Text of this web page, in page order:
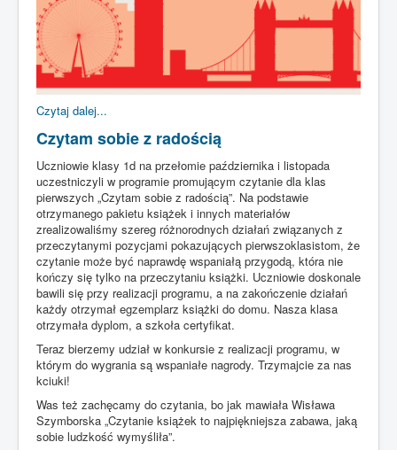
Czytaj dalej...
Czytam sobie z radością
Uczniowie klasy 1d na przełomie października i listopada
uczestniczyli w programie promującym czytanie dla klas
pierwszych „Czytam sobie z radością”. Na podstawie
otrzymanego pakietu książek i innych materiałów
zrealizowaliśmy szereg różnorodnych działań związanych z
przeczytanymi pozycjami pokazujących pierwszoklasistom, że
czytanie może być naprawdę wspaniałą przygodą, która nie
kończy się tylko na przeczytaniu książki. Uczniowie doskonale
bawili się przy realizacji programu, a na zakończenie działań
każdy otrzymał egzemplarz książki do domu. Nasza klasa
otrzymała dyplom, a szkoła certyfikat.
Teraz bierzemy udział w konkursie z realizacji programu, w
którym do wygrania są wspaniałe nagrody. Trzymajcie za nas
kciuki!
Was też zachęcamy do czytania, bo jak mawiała Wisława
Szymborska „Czytanie książek to najpiękniejsza zabawa, jaką
sobie ludzkość wymyśliła”.